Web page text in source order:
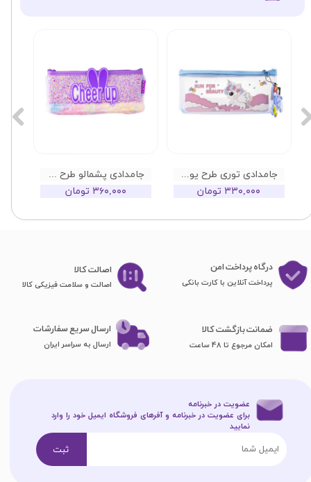
جامدادی پشمالو طرح خرگوش
۳۶۰,۰۰۰ تومان
جامدادی توری طرح یونیکورن
۳۳۰,۰۰۰ تومان
درگاه پرداخت امن
پرداخت آنلاین با کارت بانکی
اصا​​​​​​​لت کالا
اصالت و سلامت فیزیکی کالا
ضمانت بازگشت کالا
امکان مرجوع تا 48 ساعت
ارسال سریع سفارشات
ارسال به سراسر ایران
عضویت در خبرنامه
برای عضویت در خبرنامه و آفرهای فروشگاه ایمیل خود را وارد
نمایید​​​​​​​
ثبت